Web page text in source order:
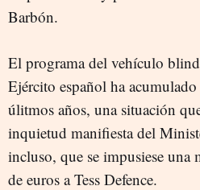
Barbón.
El programa del vehículo
Ejército español ha
úlitmos años, una situación
inquietud manifiesta del
incluso, que se impusiese
de euros a Tess Defence.